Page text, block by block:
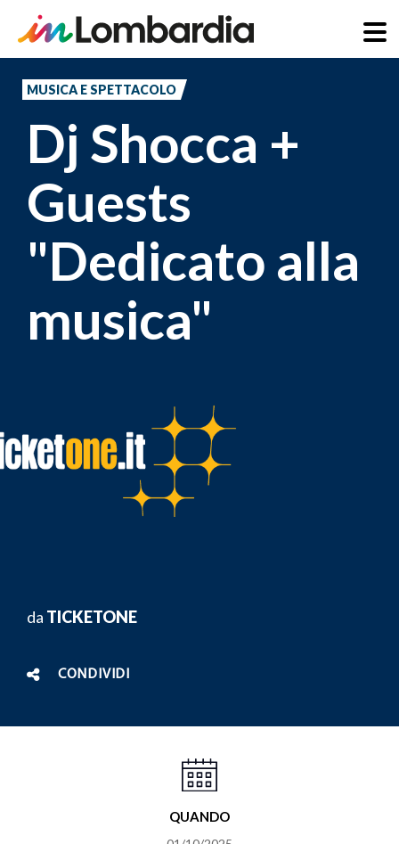
principale
MUSICA E SPETTACOLO
Dj Shocca +
Guests
"Dedicato alla
musica"
da TICKETONE
CONDIVIDI
QUANDO